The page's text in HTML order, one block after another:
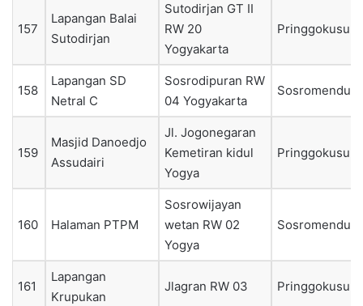
157
Lapangan Balai
Sutodirjan
Sutodirjan GT II
RW 20
Yogyakarta
158
Lapangan SD
Netral C
Sosrodipuran RW
04 Yogyakarta
159
Masjid Danoedjo
Assudairi
Jl. Jogonegaran
Kemetiran kidul
Yogya
160 Halaman PTPM
Sosrowijayan
wetan RW 02
Yogya
161
Lapangan
Krupukan
Jlagran RW 03